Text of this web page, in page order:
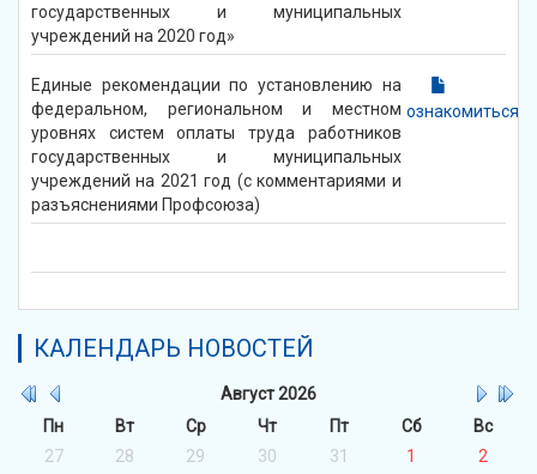
государственных и муниципальных
учреждений на 2020 год»
Единые рекомендации по установлению на
федеральном, региональном и местном
уровнях систем оплаты труда работников
государственных и муниципальных
учреждений на 2021 год (с комментариями и
разъяснениями Профсоюза)
ознакомиться
КАЛЕНДАРЬ НОВОСТЕЙ
Август2026
Пн
Вт Ср Чт Пт Сб
Вс
27
28 29 30 31 1
2